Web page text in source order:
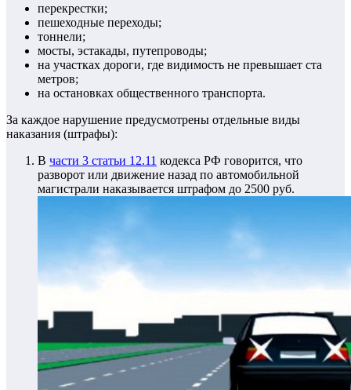
перекрестки;
пешеходные переходы;
тоннели;
мосты, эстакады, путепроводы;
на участках дороги, где видимость не превышает ста
метров;
на остановках общественного транспорта.
За каждое нарушение предусмотрены отдельные виды
наказания (штрафы):
В части 3 статьи 12.11 кодекса РФ говорится, что
разворот или движение назад по автомобильной
магистрали наказывается штрафом до 2500 руб.